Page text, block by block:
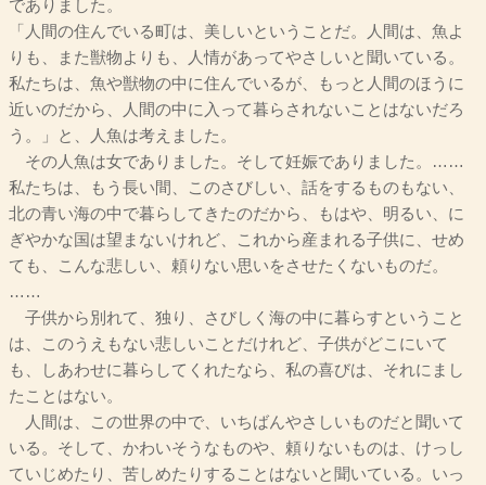
でありました。
「人間の住んでいる町は、美しいということだ。人間は、魚よ
りも、また獣物よりも、人情があってやさしいと聞いている。
私たちは、魚や獣物の中に住んでいるが、もっと人間のほうに
近いのだから、人間の中に入って暮らされないことはないだろ
う。」と、人魚は考えました。
その人魚は女でありました。そして妊娠でありました。……
私たちは、もう長い間、このさびしい、話をするものもない、
北の青い海の中で暮らしてきたのだから、もはや、明るい、に
ぎやかな国は望まないけれど、これから産まれる子供に、せめ
ても、こんな悲しい、頼りない思いをさせたくないものだ。
……
子供から別れて、独り、さびしく海の中に暮らすということ
は、このうえもない悲しいことだけれど、子供がどこにいて
も、しあわせに暮らしてくれたなら、私の喜びは、それにまし
たことはない。
人間は、この世界の中で、いちばんやさしいものだと聞いて
いる。そして、かわいそうなものや、頼りないものは、けっし
ていじめたり、苦しめたりすることはないと聞いている。いっ